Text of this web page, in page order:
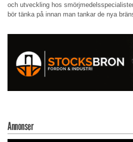
och utveckling hos
bör tänka på innan man tankar de nya
Annonser